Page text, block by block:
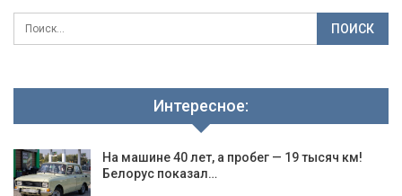
Интересное:
На машине 40 лет, а пробег — 19 тысяч км!
Белорус показал…